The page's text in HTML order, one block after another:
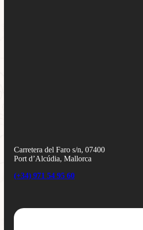
Carretera del Faro s/n, 07400
Port d’Alcúdia, Mallorca
(+34) 971 54 95 60